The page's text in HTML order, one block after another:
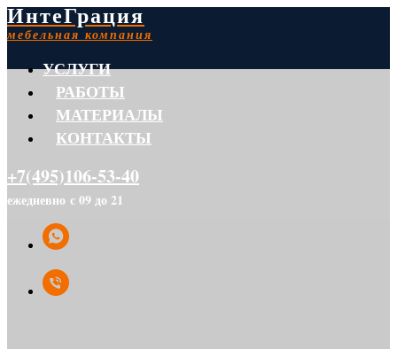
ИнтеГрация
мебельная компания
УСЛУГИ
РАБОТЫ
МАТЕРИАЛЫ
КОНТАКТЫ
+7(495)106-53-40
ежедневно с 09 до 21